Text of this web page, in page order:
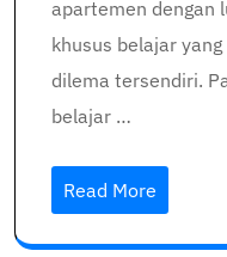
apartemen dengan
khusus belajar
dilema tersendiri.
belajar …
Read More